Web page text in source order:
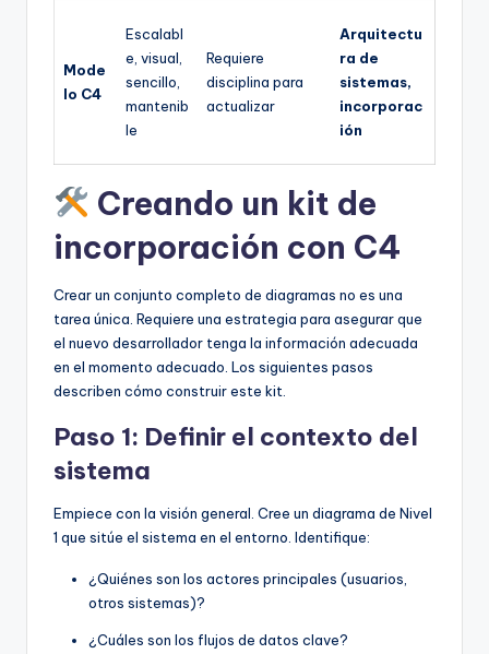
Mode
lo C4
Escalabl
e, visual,
sencillo,
mantenib
le
Requiere
disciplina para
actualizar
Arquitectu
ra de
sistemas,
incorporac
ión
Creando un kit de
incorporación con C4
Crear un conjunto completo de diagramas no es una
tarea única. Requiere una estrategia para asegurar que
el nuevo desarrollador tenga la información adecuada
en el momento adecuado. Los siguientes pasos
describen cómo construir este kit.
Paso 1: Definir el contexto del
sistema
Empiece con la visión general. Cree un diagrama de Nivel
1 que sitúe el sistema en el entorno. Identifique:
¿Quiénes son los actores principales (usuarios,
otros sistemas)?
¿Cuáles son los flujos de datos clave?